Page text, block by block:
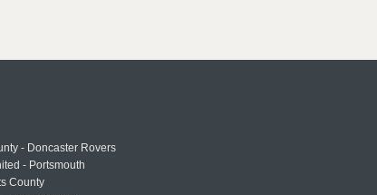
- Doncaster Rovers
- Portsmouth
County